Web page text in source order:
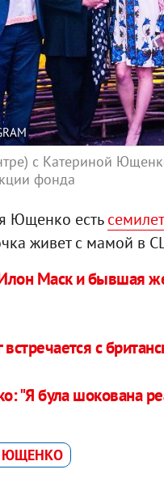
с Катериной
фонда
Ющенко есть
живет с мамой в
Маск и бывшая
с
"Я була шокована
ЮЩЕНКО